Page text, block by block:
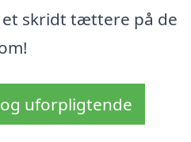
skridt tættere på de
uforpligtende